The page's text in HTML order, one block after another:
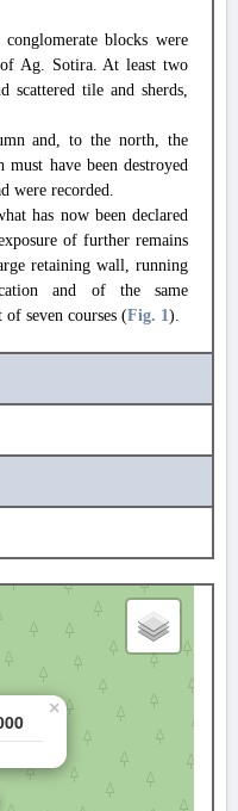
blocks were
Ag. Sotira. At least two
scattered tile and sherds,
and, to the north, the
have been destroyed
were recorded.
has now been declared
of further remains
retaining wall, running
and of the same
seven courses (Fig. 1).
×